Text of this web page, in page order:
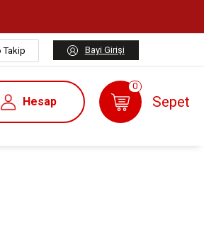
Takip Bayi Girişi
Hesap
0
Sepet